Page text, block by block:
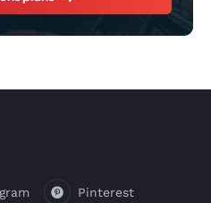
Pinterest